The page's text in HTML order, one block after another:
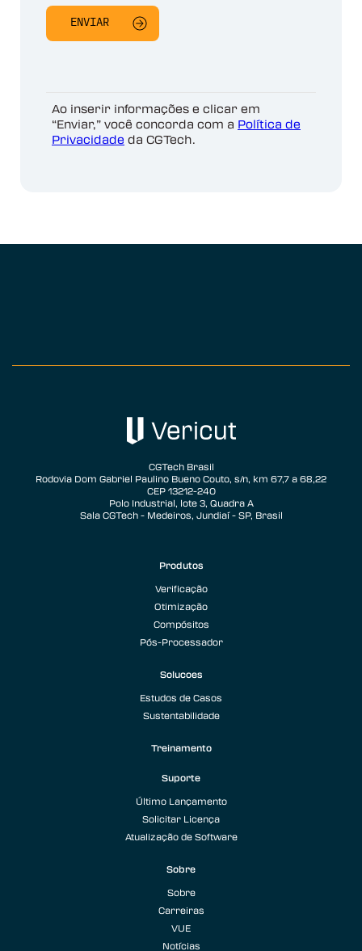
CGTech Brasil
Rodovia Dom Gabriel Paulino Bueno Couto, s/n, km 67,7 a 68,22
CEP 13212-240
Polo Industrial, lote 3, Quadra A
Sala CGTech - Medeiros, Jundiaí - SP, Brasil
Produtos
Verificação
Otimização
Compósitos
Pós-Processador
Solucoes
Estudos de Casos
Sustentabilidade
Treinamento
Suporte
Último Lançamento
Solicitar Licença
Atualização de Software
Sobre
Sobre
Carreiras
VUE
Notícias